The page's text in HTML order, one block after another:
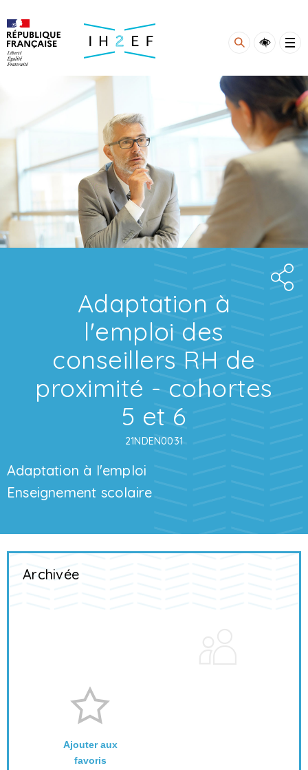
Adaptation à
l'emploi des
conseillers RH de
proximité - cohortes
5 et 6
21NDEN0031
Adaptation à l'emploi
Enseignement scolaire
Archivée
Ajouter aux
favoris